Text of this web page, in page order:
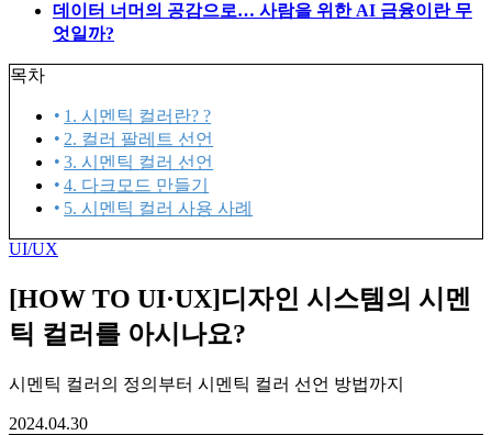
데이터 너머의 공감으로… 사람을 위한 AI 금융이란 무
엇일까?
목차
1. 시멘틱 컬러란? ?
2. 컬러 팔레트 선언
3. 시멘틱 컬러 선언
4. 다크모드 만들기
5. 시멘틱 컬러 사용 사례
UI/UX
[HOW TO UI·UX]디자인 시스템의 시멘
틱 컬러를 아시나요?
시멘틱 컬러의 정의부터 시멘틱 컬러 선언 방법까지
2024.04.30